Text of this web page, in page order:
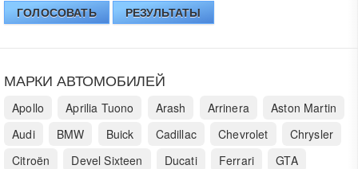
ГОЛОСОВАТЬ РЕЗУЛЬТАТЫ
МАРКИ АВТОМОБИЛЕЙ
Apollo Aprilia Tuono Arash Arrinera
Aston Martin
Audi
BMW Buick Cadillac Chevrolet
Chrysler
Citroën
Devel Sixteen Ducati Ferrari
GTA